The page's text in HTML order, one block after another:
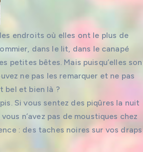
endroits où elles ont le plus de
dans le lit, dans le canapé
petites bêtes. Mais puisqu’elles
ne pas les remarquer et ne pas
bel et bien là ?
Si vous sentez des piqûres la nuit
n’avez pas de moustiques chez
: des taches noires sur vos draps